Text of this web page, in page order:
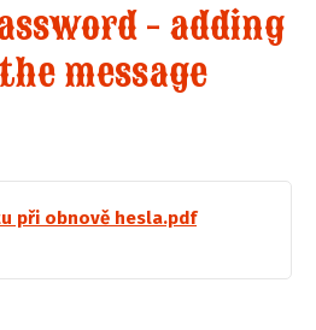
- adding
message
při obnově hesla.pdf